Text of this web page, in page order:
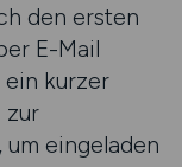
den ersten
E-Mail
ein kurzer
zur
eingeladen